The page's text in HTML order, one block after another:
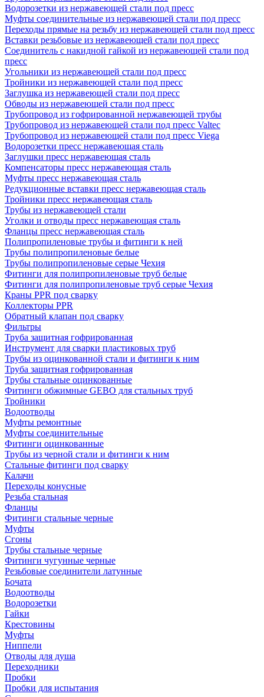
Водорозетки из нержавеющей стали под пресс
Муфты соединительные из нержавеющей стали под пресс
Переходы прямые на резьбу из нержавеющей стали под пресс
Вставки резьбовые из нержавеющей стали под пресс
Соединитель с накидной гайкой из нержавеющей стали под
пресс
Угольники из нержавеющей стали под пресс
Тройники из нержавеющей стали под пресс
Заглушка из нержавеющей стали под пресс
Обводы из нержавеющей стали под пресс
Трубопровод из гофрированной нержавеющей трубы
Трубопровод из нержавеющей стали под пресс Valtec
Трубопровод из нержавеющей стали под пресс Viega
Водорозетки пресс нержавеющая сталь
Заглушки пресс нержавеющая сталь
Компенсаторы пресс нержавеющая сталь
Муфты пресс нержавеющая сталь
Редукционные вставки пресс нержавеющая сталь
Тройники пресс нержавеющая сталь
Трубы из нержавеющей стали
Уголки и отводы пресс нержавеющая сталь
Фланцы пресс нержавеющая сталь
Полипропиленовые трубы и фитинги к ней
Трубы полипропиленовые белые
Трубы полипропиленовые серые Чехия
Фитинги для полипропиленовые труб белые
Фитинги для полипропиленовые труб серые Чехия
Краны PPR под сварку
Коллекторы PPR
Обратный клапан под сварку
Фильтры
Труба защитная гофрированная
Инструмент для сварки пластиковых труб
Трубы из оцинкованной стали и фитинги к ним
Труба защитная гофрированная
Трубы стальные оцинкованные
Фитинги обжимные GEBO для стальных труб
Тройники
Водоотводы
Муфты ремонтные
Муфты соединительные
Фитинги оцинкованные
Трубы из черной стали и фитинги к ним
Стальные фитинги под сварку
Калачи
Переходы конусные
Резьба стальная
Фланцы
Фитинги стальные черные
Муфты
Сгоны
Трубы стальные черные
Фитинги чугунные черные
Резьбовые соединители латунные
Бочата
Водоотводы
Водорозетки
Гайки
Крестовины
Муфты
Ниппели
Отводы для душа
Переходники
Пробки
Пробки для испытания